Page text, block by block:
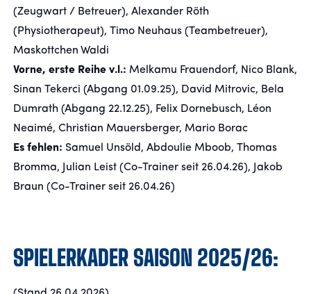
(Zeugwart / Betreuer), Alexander Röth
(Physiotherapeut), Timo Neuhaus (Teambetreuer),
Maskottchen Waldi
Vorne, erste Reihe v.l.: Melkamu Frauendorf, Nico Blank,
Sinan Tekerci (Abgang 01.09.25), David Mitrovic, Bela
Dumrath (Abgang 22.12.25), Felix Dornebusch, Léon
Neaimé, Christian Mauersberger, Mario Borac
Es fehlen: Samuel Unsöld, Abdoulie Mboob, Thomas
Bromma, Julian Leist (Co-Trainer seit 26.04.26), Jakob
Braun (Co-Trainer seit 26.04.26)
SPIELERKADER SAISON 2025/26: